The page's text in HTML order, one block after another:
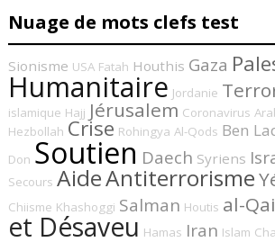
Nuage de mots clefs test
Sionisme USA Fatah Houthis Gaza
Humanitaire Jordanie
islamique Hajj Jérusalem Coronavirus
Hezbollah Crise Rohingya Al-Qods Ben
Don Soutien Daech Syriens
Secours AideAntiterrorisme
Chiisme Khashoggi Salman Houtis al-
et Désaveu Hamas Iran Islam